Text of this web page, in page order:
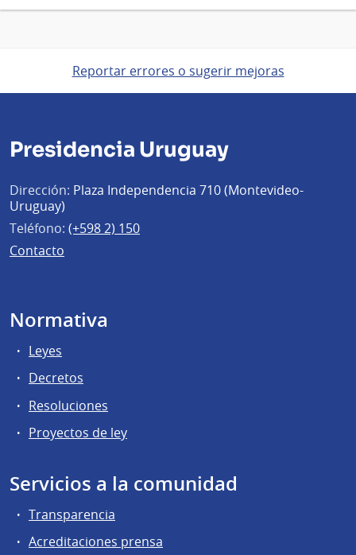
Reportar errores o sugerir mejoras
Presidencia Uruguay
Dirección: Plaza Independencia 710 (Montevideo-
Uruguay)
Teléfono: (+598 2) 150
Contacto
Normativa
Leyes
Decretos
Resoluciones
Proyectos de ley
Servicios a la comunidad
Transparencia
Acreditaciones prensa